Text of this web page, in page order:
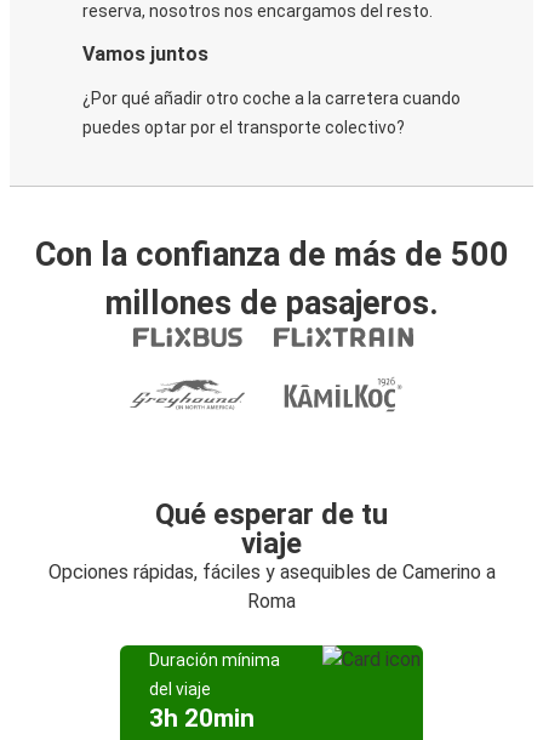
reserva, nosotros nos encargamos del resto.
Vamos juntos
¿Por qué añadir otro coche a la carretera cuando
puedes optar por el transporte colectivo?
Con la confianza de más de 500
millones de pasajeros.
Qué esperar de tu
viaje
Opciones rápidas, fáciles y asequibles de Camerino a
Roma
Duración mínima
del viaje
3h 20min